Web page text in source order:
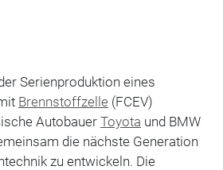
Serienproduktion eines
Brennstoffzelle (FCEV)
Autobauer Toyota und BMW
die nächste Generation
zu entwickeln. Die